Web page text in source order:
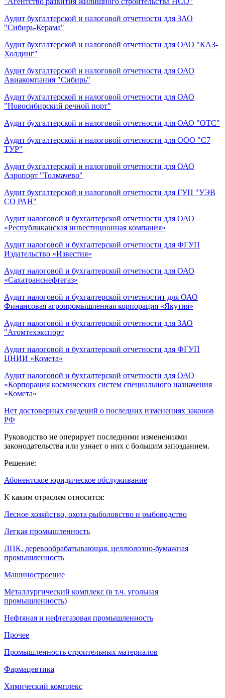
Аудит бухгалтерской и налоговой отчетности для ЗАО
"Сибирь-Керама"
Аудит бухгалтерской и налоговой отчетности для ОАО "КАЗ-
Холдинг"
Аудит бухгалтерской и налоговой отчетности для ОАО
Авиакомпания "Сибирь"
Аудит бухгалтерской и налоговой отчетности для ОАО
"Новосибирский речной порт"
Аудит бухгалтерской и налоговой отчетности для ОАО "ОТС"
Аудит бухгалтерской и налоговой отчетности для ООО "С7
ТУР"
Аудит бухгалтерской и налоговой отчетности для ОАО
Аэропорт "Толмачево"
Аудит бухгалтерской и налоговой отчетности для ГУП "УЭВ
СО РАН"
Аудит налоговой и бухгалтерской отчетности для ОАО
«Республиканская инвестиционная компания»
Аудит налоговой и бухгалтерской отчетности для ФГУП
Издательство «Известия»
Аудит налоговой и бухгалтерской отчетности для ОАО
«Сахатранснефтегаз»
Аудит налоговой и бухгалтерской отчетностит для ОАО
Финансовая агропромышленная корпорация «Якутия»
Аудит налоговой и бухгалтерской отчетности для ЗАО
"Атомтехэкспорт
Аудит налоговой и бухгалтерской отчетности для ФГУП
ЦНИИ «Комета»
Аудит налоговой и бухгалтерской отчетности для ОАО
«Корпорация космических систем специального назначения
«Комета»
Нет достоверных сведений о последних изменениях законов
РФ
Руководство не оперирует последними изменениями
законодательства или узнает о них с большим запозданием.
Решение:
Абонентское юридическое обслуживание
К каким отраслям относится:
Лесное хозяйство, охота рыболовство и рыбоводство
Легкая промышленность
ЛПК, деревообрабатывающая, целлюлозно-бумажная
промышленность
Машиностроение
Металлургический комплекс (в т.ч. угольная
промышленность)
Нефтяная и нефтегазовая промышленность
Прочее
Промышленность строительных материалов
Фармацевтика
Химический комплекс